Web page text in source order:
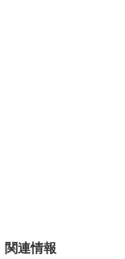
関連情報